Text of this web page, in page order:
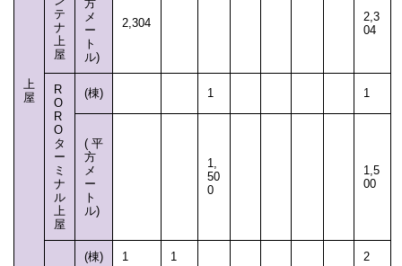
上
屋
テ
ナ
上
屋
方
メ
ー
ト
ル)
2,304
2,3
04
R
O
R
O
タ
ー
ミ
ナ
ル
上
屋
(棟) 1 1
(平
方
メ
ー
ト
ル)
1,
50
0
1,5
00
(棟) 1 1 2